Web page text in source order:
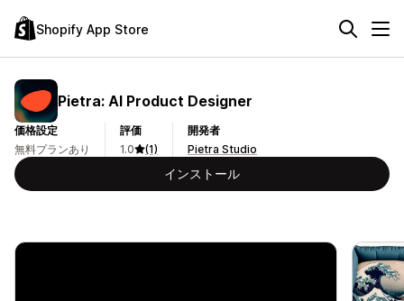
Shopify App Store
Pietra: AI Product Designer
価格設定
無料プランあり
評価
1.0
(1)
開発者
Pietra Studio
インストール